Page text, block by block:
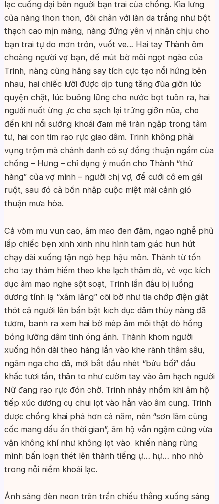
lạc cuồng dại bên người bạn trai của chồng. Kìa lưng
của nàng thon thon, đôi chân với làn da trắng như bột
thạch cao mịn màng, nàng đứng yên vị nhận chịu cho
bạn trai tự do mơn trớn, vuốt ve… Hai tay Thành ôm
choàng người vợ bạn, để mút bờ môi ngọt ngào của
Trinh, nàng cũng hăng say tích cực tạo nổi hứng bên
nhau, hai chiếc lưỡi được dịp tung tăng đùa giỡn lúc
quyện chặt, lúc buông lững cho nước bọt tuôn ra, hai
người nuốt ừng ực cho sạch lại trửng giỡn nữa, cho
đến khi nổi sướng khoái đam mê tràn ngập trong tâm
tư, hai con tim rạo rực giao dâm. Trinh không phải
vụng trộm mà chánh danh có sự đồng thuận ngầm của
chồng – Hưng – chỉ dụng ý muốn cho Thành “thử
hàng” của vợ mình – người chị vợ, để cưới cô em gái
ruột, sau đó cả bốn nhập cuộc miệt mài cảnh gió
thuận mưa hòa.
Cả vòm mu vun cao, âm mao đen đậm, ngạo nghễ phủ
lấp chiếc bẹn xinh xinh như hình tam giác hun hút
chạy dài xuống tận ngỏ hẹp hậu môn. Thành từ tốn
cho tay thám hiểm theo khe lạch thăm dò, vò vọc kích
dục âm mao nghe sột soạt, Trinh lần đầu bị luồng
dương tính lạ “xâm lăng” cõi bờ như tia chớp điện giật
thót cả người lên bần bật kích dục dâm thủy nàng đã
tươm, banh ra xem hai bờ mép âm môi thật đỏ hồng
bóng lưỡng dâm tinh óng ánh. Thành khom người
xuống hôn dài theo háng lần vào khe rãnh thâm sâu,
ngâm nga cho đã, mới bắt đầu nhét “bửu bối” đầu
khấc tươi tắn, thân to như cườm tay vào âm hạch người
Nữ đang rạo rực đón chờ. Trinh nhảy nhổm khi âm hộ
tiếp xúc dương cụ chui lọt vào hẳn vào âm cung. Trinh
được chồng khai phá hơn cả năm, nên “sơn lâm cùng
cốc mang dấu ấn thời gian”, âm hộ vẫn ngậm cứng vừa
vặn không khí như không lọt vào, khiến nàng rùng
mình bấn loạn thét lên thành tiếng ự… hự… nho nhỏ
trong nỗi niềm khoái lạc.
Ánh sáng đèn neon trên trần chiếu thẳng xuống sáng